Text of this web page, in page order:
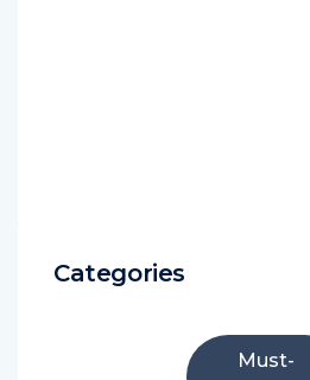
Must-
have